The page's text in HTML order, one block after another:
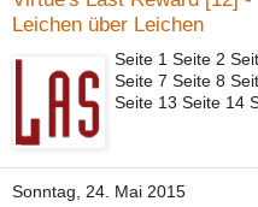
Leichen über Leichen
Seite 1 Seite 2
Seite 7 Seite 8
Seite 13 Seite 14
Sonntag, 24. Mai 2015